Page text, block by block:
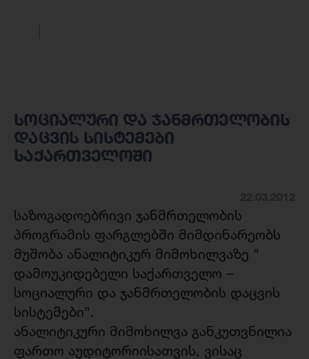
სოციალური და ჯანმრთელობის
დაცვის სისტემები
საქართველოში
საზოგადოებრივი ჯანმრთელობის
პროგრამის ფარგლებში მიმდინარეობს
მუშობა ანალიტიკურ მიმოხილვაზე ”
დამოუკიდებელი საქართველო –
სოციალური და ჯანმრთელობის დაცვის
სისტემები”.
ანალიტიკური მიმოხილვა განკუთვნილია
ფართო აუდიტორიისათვის, ვისაც